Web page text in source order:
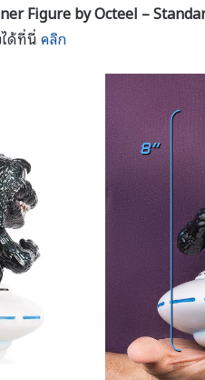
Figure by Octeel –
ด้ที่นี่คลิก